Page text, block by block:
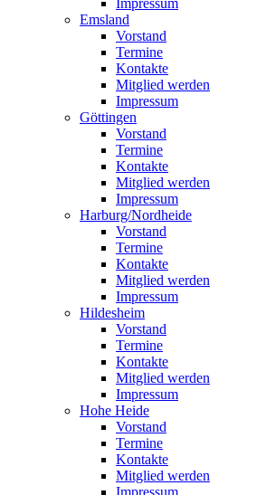
Impressum
Emsland
Vorstand
Termine
Kontakte
Mitglied werden
Impressum
Göttingen
Vorstand
Termine
Kontakte
Mitglied werden
Impressum
Harburg/Nordheide
Vorstand
Termine
Kontakte
Mitglied werden
Impressum
Hildesheim
Vorstand
Termine
Kontakte
Mitglied werden
Impressum
Hohe Heide
Vorstand
Termine
Kontakte
Mitglied werden
Impressum